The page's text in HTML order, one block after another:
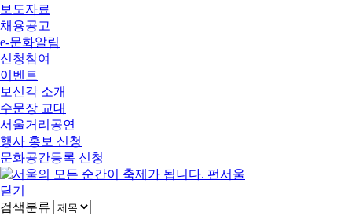
보도자료
채용공고
e-문화알림
신청참여
이벤트
보신각 소개
수문장 교대
서울거리공연
행사 홍보 신청
문화공간등록 신청
닫기
검색분류